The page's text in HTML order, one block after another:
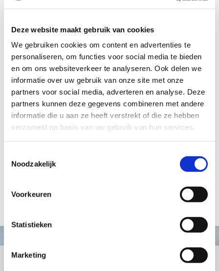
Deze website maakt gebruik van cookies
We gebruiken cookies om content en advertenties te
personaliseren, om functies voor social media te bieden
en om ons websiteverkeer te analyseren. Ook delen we
informatie over uw gebruik van onze site met onze
partners voor social media, adverteren en analyse. Deze
partners kunnen deze gegevens combineren met andere
informatie die u aan ze heeft verstrekt of die ze hebben
verzameld op basis van uw gebruik van hun services.
Noodzakelijk
Voorkeuren
Statistieken
Marketing
Formaat
Kleur: Brons patina
€ 19,97
Aanvraag informatie / bestellen
Artikelnummer: TE096
Hoogte: 13 cm